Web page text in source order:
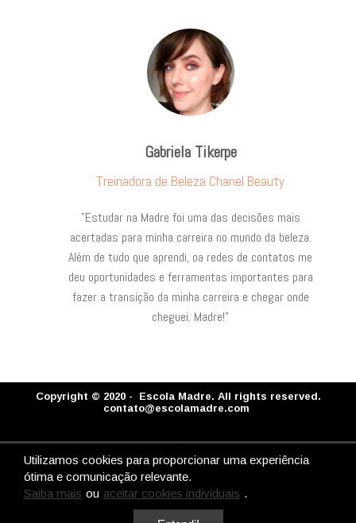
Gabriela Tikerpe
Treinadora de Beleza Chanel Beauty
"Estudar na Madre foi uma das decisões mais
acertadas para minha carreira no mundo da beleza.
Além de tudo que aprendi, oa redes de contatos me
deu oportunidades e ferramentas importantes para
fazer a transição da minha carreira e chegar onde
cheguei. Madre!"
Copyright © 2020 - Escola Madre. All rights reserved.
contato@escolamadre.com
Utilizamos cookies para proporcionar uma experiência
ótima e comunicação relevante.
Saiba mais ou aceitar cookies individuais .